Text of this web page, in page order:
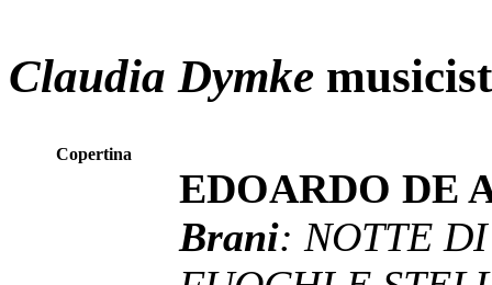
Claudia Dymke
Copertina
EDOARDO DE
Brani: NOTTE